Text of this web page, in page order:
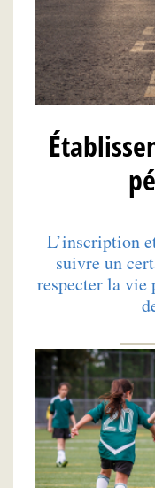
L’inscription
suivre un
respecter la vie